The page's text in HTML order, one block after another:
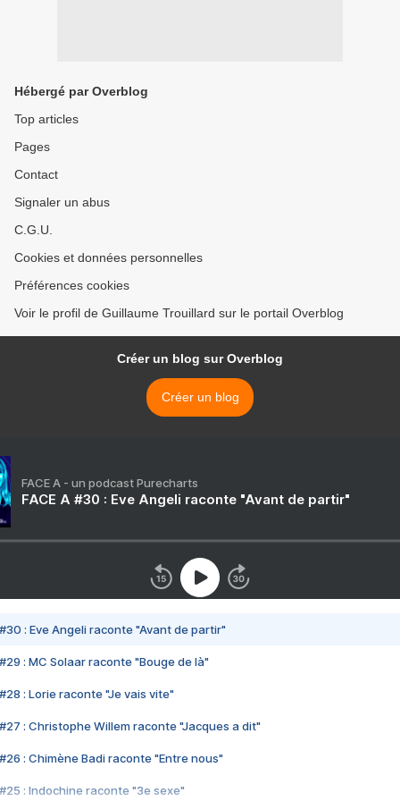
Hébergé par Overblog
Top articles
Pages
Contact
Signaler un abus
C.G.U.
Cookies et données personnelles
Préférences cookies
Voir le profil de Guillaume Trouillard sur le portail Overblog
Créer un blog sur Overblog
Créer un blog
FACE A - un podcast Purecharts
FACE A #30 : Eve Angeli raconte "Avant de partir"
#30 : Eve Angeli raconte "Avant de partir"
#29 : MC Solaar raconte "Bouge de là"
#28 : Lorie raconte "Je vais vite"
#27 : Christophe Willem raconte "Jacques a dit"
#26 : Chimène Badi raconte "Entre nous"
#25 : Indochine raconte "3e sexe"